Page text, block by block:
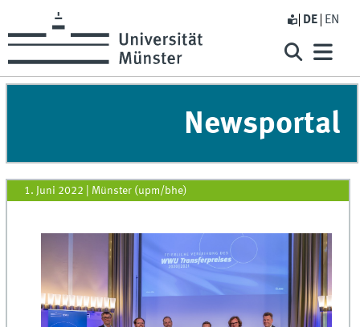
DE EN
Newsportal
1. Juni 2022 Münster (upm/bhe)